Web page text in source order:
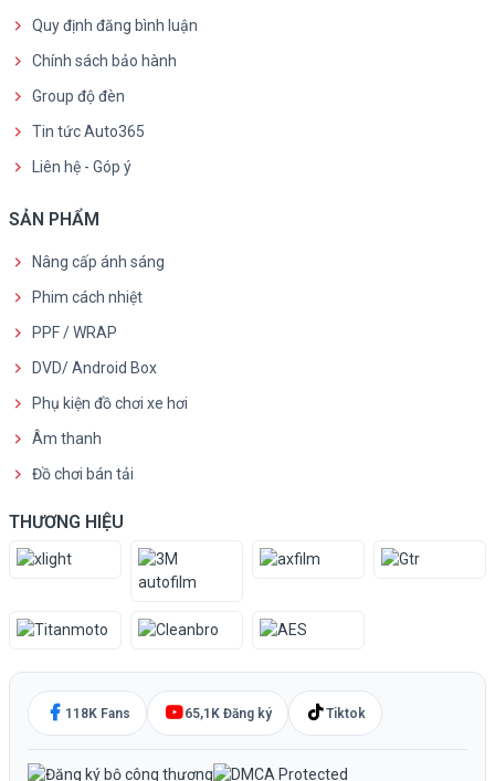
Quy định đăng bình luận
Chính sách bảo hành
Group độ đèn
Tin tức Auto365
Liên hệ - Góp ý
SẢN PHẨM
Nâng cấp ánh sáng
Phim cách nhiệt
PPF / WRAP
DVD/ Android Box
Phụ kiện đồ chơi xe hơi
Âm thanh
Đồ chơi bán tải
THƯƠNG HIỆU
118K Fans 65,1K Đăng ký Tiktok